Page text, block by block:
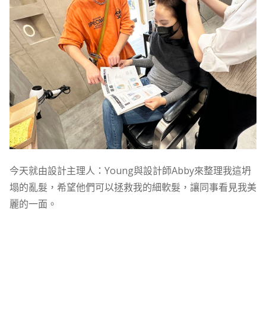
今天就由設計主理人：Young與設計師Abby來整理我這坍
塌的亂髮，希望他們可以拯救我的細軟髮，讓同事看見我美
麗的一面。